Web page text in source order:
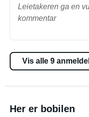
Leietakeren ga en
kommentar
Vis alle 9
Her er bobilen